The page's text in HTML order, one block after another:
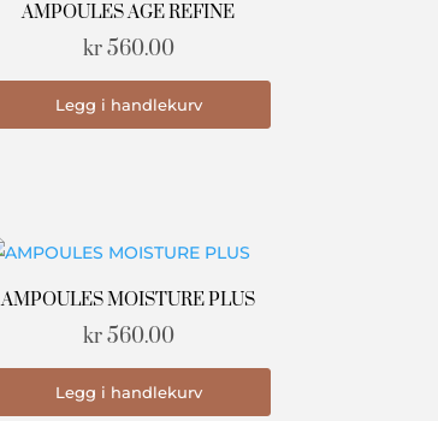
AMPOULES AGE REFINE
kr560.00
Legg i handlekurv
AMPOULES MOISTURE PLUS
kr560.00
Legg i handlekurv